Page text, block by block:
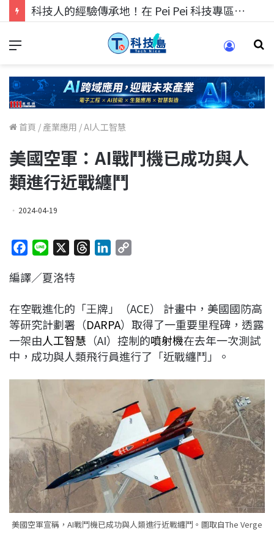
科技人找工作，就到TECH+ 科技專區!
首頁 / 產業應用 /AI人工智慧
美國空軍：AI戰鬥機已成功與人
類進行近戰纏鬥
2024-04-19
c
b
o
o
k
n
a
d
s
e
d
n
L
i
n
k
編譯／夏洛特
在空戰進化的「王牌」（ACE） 計畫中，美國國防高
等研究計劃署（DARPA）取得了一重要里程碑，透露
一架由人工智慧 （AI）控制的噴射機在去年一次測試
中，成功與人類飛行員進行了「近戰纏鬥」。
美國空軍宣稱，AI戰鬥機已成功與人類進行近戰纏鬥。圖取自The Verge